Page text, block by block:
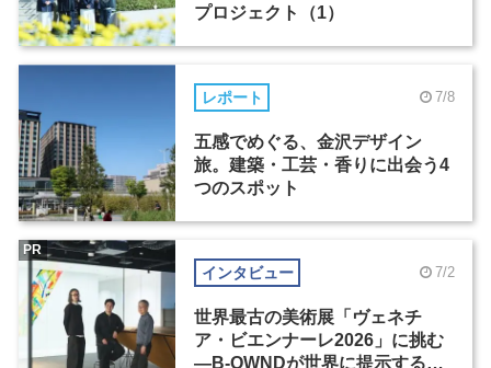
プロジェクト（1）
レポート 7/8
五感でめぐる、金沢デザイン
旅。建築・工芸・香りに出会う4
つのスポット
インタビュー 7/2
世界最古の美術展「ヴェネチ
ア・ビエンナーレ2026」に挑む
―B-OWNDが世界に提示する美
PR